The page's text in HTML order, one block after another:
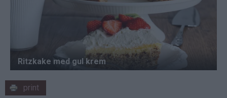
print